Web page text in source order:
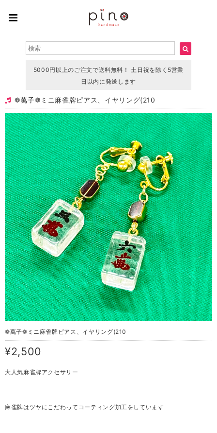
5000円以上のご注文で送料無料！ 土日祝を除く5営業
日以内に発送します
❁ 萬子❁ミニ 麻雀牌ピアス、イヤリング(210
❁ 萬子❁ミニ 麻雀牌ピアス、イヤリング(210
¥2,500
大人気麻雀牌アクセサリー
麻雀牌はツヤにこだわってコーティング加工をしています